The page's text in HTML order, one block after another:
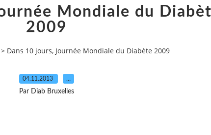
Mondiale du
2009
> Dans 10 jours, Journée Mondiale du Diabète 2009
04.11.2013 …
Par Diab Bruxelles